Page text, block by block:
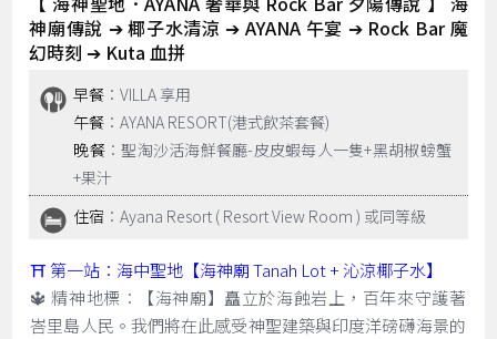
神廟傳說 ➔ 椰子水清涼 ➔ AYANA 午宴 ➔ Rock Bar 魔
幻時刻 ➔ Kuta 血拼
早餐 ：VILLA 享用
午餐 ：AYANA RESORT(港式飲茶套餐)
晚餐 ：聖淘沙活海鮮餐廳-皮皮蝦每人一隻+黑胡椒螃蟹
+果汁
住宿 ：Ayana Resort ( Resort View Room ) 或同等級
⛩️ 第一站：海中聖地【海神廟 Tanah Lot + 沁涼椰子水】
🔱 精神地標：【海神廟】矗立於海蝕岩上，百年來守護著
峇里島人民。我們將在此感受神聖建築與印度洋磅礴海景的